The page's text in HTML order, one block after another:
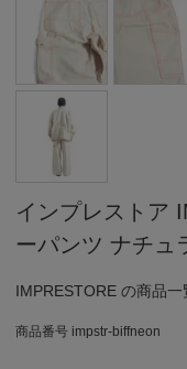
インプレストア
ーパンツ ナチュ
IMPRESTORE の商品一
商品番号 impstr-biffneon